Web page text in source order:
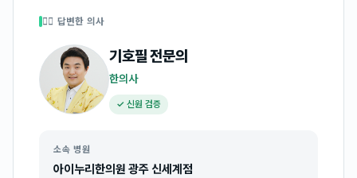
👩‍⚕️ 답변한 의사
기호필전문의
한의사
✓ 신원 검증
소속 병원
아이누리한의원 광주 신세계점